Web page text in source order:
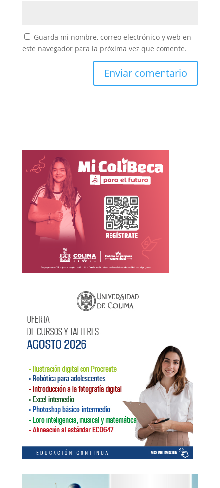
Guarda mi nombre, correo electrónico y web en
este navegador para la próxima vez que comente.